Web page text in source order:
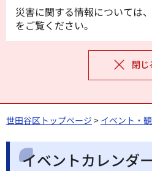
災害に関する情報については、
をご覧ください。
閉じ
世田谷区トップページ > イベント・
イベントカレンダ